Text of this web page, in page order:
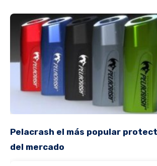
Pelacrash el más popular protector de caída
del mercado